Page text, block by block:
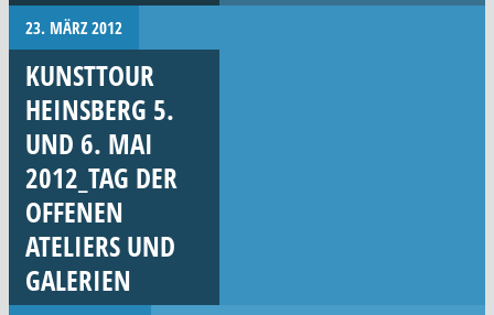
23. MÄRZ 2012
KUNSTTOUR
HEINSBERG 5.
UND 6. MAI
2012_TAG DER
OFFENEN
ATELIERS UND
GALERIEN